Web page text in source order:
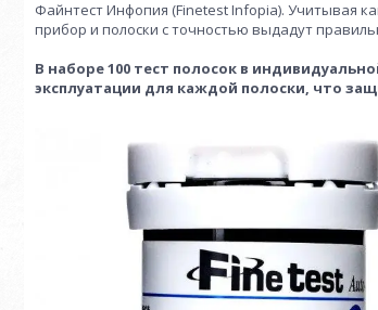
Файнтест Инфопия (Finetest Infopia). Учитывая
прибор и полоски с точностью выдадут
В наборе 100 тест полосок в
эксплуатации для каждой полоски, что